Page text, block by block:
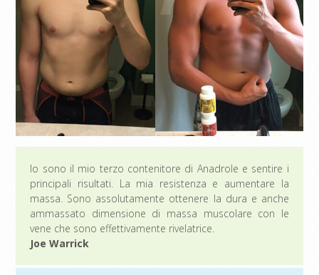
Io sono il mio terzo contenitore di Anadrole e sentire i
principali risultati. La mia resistenza e aumentare la
massa. Sono assolutamente ottenere la dura e anche
ammassato dimensione di massa muscolare con le
vene che sono effettivamente rivelatrice.
Joe Warrick